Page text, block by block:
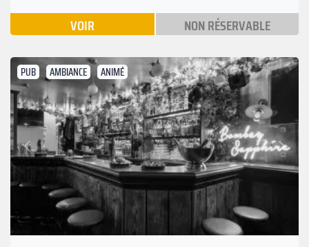
VOIR NON RÉSERVABLE
PUB AMBIANCE ANIMÉ
Précédent
Suivant